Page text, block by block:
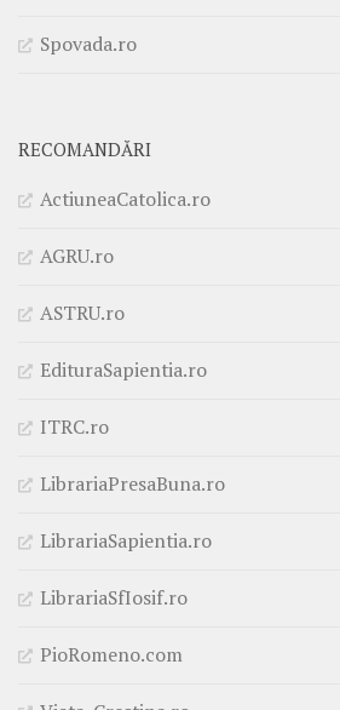
Spovada.ro
RECOMANDĂRI
ActiuneaCatolica.ro
AGRU.ro
ASTRU.ro
EdituraSapientia.ro
ITRC.ro
LibrariaPresaBuna.ro
LibrariaSapientia.ro
LibrariaSfIosif.ro
PioRomeno.com